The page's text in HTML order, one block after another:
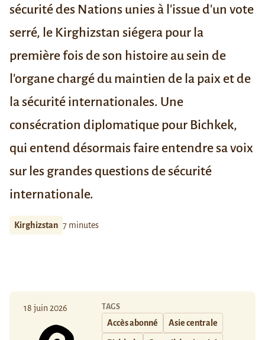
sécurité des Nations unies à l'issue d'un vote
serré, le Kirghizstan siégera pour la
première fois de son histoire au sein de
l'organe chargé du maintien de la paix et de
la sécurité internationales. Une
consécration diplomatique pour Bichkek,
qui entend désormais faire entendre sa voix
sur les grandes questions de sécurité
internationale.
Kirghizstan 7 minutes
18 juin 2026 TAGS
Accès abonné Asie centrale